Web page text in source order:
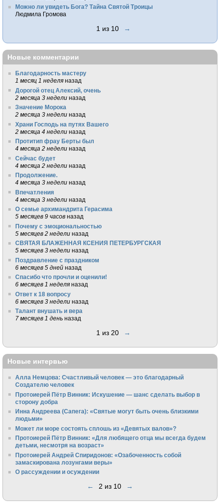
Можно ли увидеть Бога? Тайна Святой Троицы
Людмила Громова
1 из 10 →
Новые комментарии
Благодарность мастеру
1 месяц 1 неделя назад
Дорогой отец Алексий, очень
2 месяца 3 недели назад
Значение Морока
2 месяца 3 недели назад
Храни Господь на путях Вашего
2 месяца 4 недели назад
Протитип фрау Берты был
4 месяца 2 недели назад
Сейчас будет
4 месяца 2 недели назад
Продолжение.
4 месяца 3 недели назад
Впечатления
4 месяца 3 недели назад
О семье архимандрита Герасима
5 месяцев 9 часов назад
Почему с эмоциональностью
5 месяцев 2 недели назад
СВЯТАЯ БЛАЖЕННАЯ КСЕНИЯ ПЕТЕРБУРГСКАЯ
5 месяцев 3 недели назад
Поздравление с праздником
6 месяцев 5 дней назад
Спасибо что прочли и оценили!
6 месяцев 1 неделя назад
Ответ к 18 вопросу
6 месяцев 3 недели назад
Талант внушать и вера
7 месяцев 1 день назад
1 из 20 →
Новые интервью
Алла Немцова: Счастливый человек — это благодарный
Создателю человек
Протоиерей Пётр Винник: Искушение — шанс сделать выбор в
сторону добра
Инна Андреева (Сапега): «Святые могут быть очень близкими
людьми»
Может ли море состоять сплошь из «Девятых валов»?
Протоиерей Пётр Винник: «Для любящего отца мы всегда будем
детьми, несмотря на возраст»
Протоиерей Андрей Спиридонов: «Озабоченность собой
замаскирована лозунгами веры»
О рассуждении и осуждении
← 2 из 10 →